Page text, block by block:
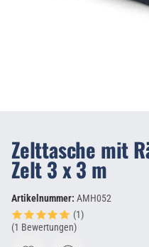
Zelttasche mit
Zelt 3 x 3 m
Artikelnummer: AMH052
(1)
(1 Bewertungen)